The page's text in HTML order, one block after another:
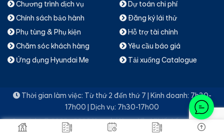
Chương trình dịch vụ
Chính sách bảo hành
Phụ tùng & Phụ kiện
Chăm sóc khách hàng
Ứng dụng Hyundai Me
Dự toán chi phí
Đăng ký lái thử
Hỗ trợ tài chính
Yêu cầu báo giá
Tải xuống Catalogue
Thời gian làm việc: Từ thứ 2 đến thứ 7 | Kinh doanh: 7h30-
17h00 | Dịch vụ: 7h30-17h00
Copyright © 2022 - 2026Hyundai Hưng Yên|Thiết kế web & Vận
hành bởi Mạng Hưng Yên